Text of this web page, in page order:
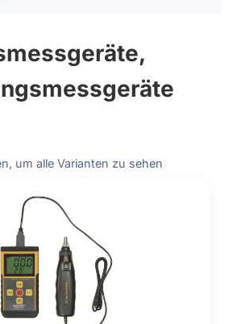
um alle Varianten zu sehen